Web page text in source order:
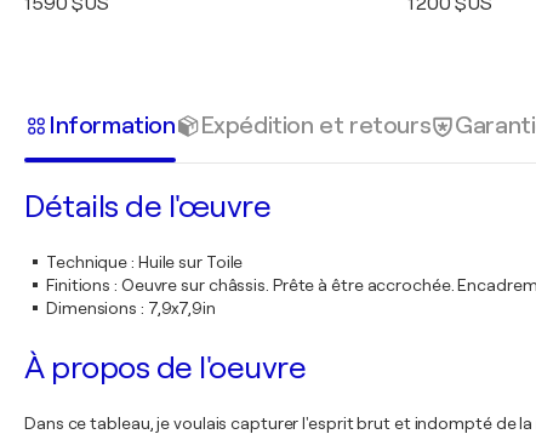
Information Expédition et retours
Détails de l'œuvre
Technique: Huile sur Toile
Finitions : Oeuvre sur châssis. Prête à être accrochée.
Dimensions : 7,9x7,9in
À propos de l'oeuvre
Dans ce tableau, je voulais capturer l'esprit brut et indompté de